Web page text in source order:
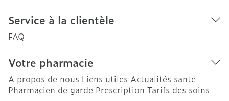
Service à la clientèle
FAQ
Votre pharmacie
A propos de nous Liens utiles Actualités santé
Pharmacien de garde Prescription Tarifs des soins